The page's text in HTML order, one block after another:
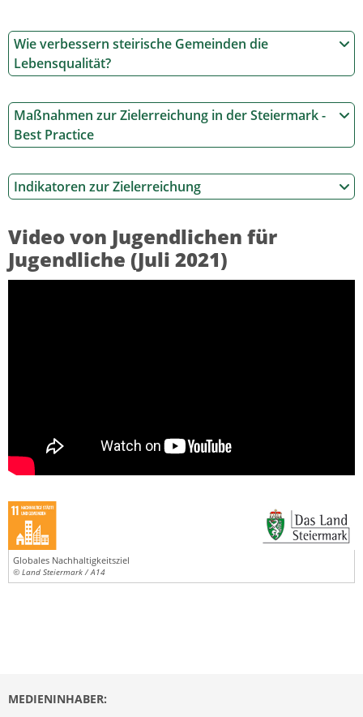
Wie verbessern steirische Gemeinden die
Lebensqualität?
Maßnahmen zur Zielerreichung in der Steiermark -
Best Practice
Indikatoren zur Zielerreichung
Video von Jugendlichen für
Jugendliche (Juli 2021)
Globales Nachhaltigkeitsziel
© Land Steiermark / A14
MEDIENINHABER: